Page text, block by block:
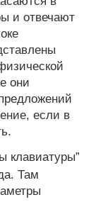
и отвечают
они
если в
клавиатуры”
Там